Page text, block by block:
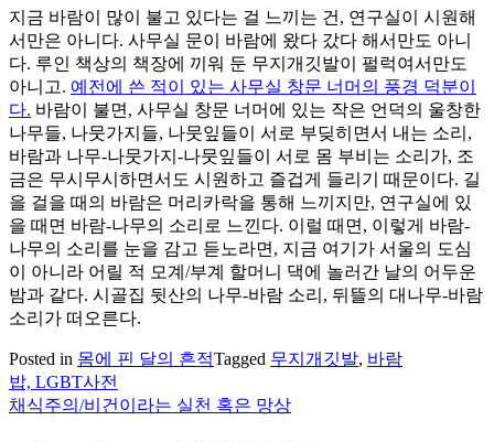
지금 바람이 많이 불고 있다는 걸 느끼는 건, 연구실이 시원해
서만은 아니다. 사무실 문이 바람에 왔다 갔다 해서만도 아니
다. 루인 책상의 책장에 끼워 둔 무지개깃발이 펄럭여서만도
아니고. 예전에 쓴 적이 있는 사무실 창문 너머의 풍경 덕분이
다. 바람이 불면, 사무실 창문 너머에 있는 작은 언덕의 울창한
나무들, 나뭇가지들, 나뭇잎들이 서로 부딪히면서 내는 소리,
바람과 나무-나뭇가지-나뭇잎들이 서로 몸 부비는 소리가, 조
금은 무시무시하면서도 시원하고 즐겁게 들리기 때문이다. 길
을 걸을 때의 바람은 머리카락을 통해 느끼지만, 연구실에 있
을 때면 바람-나무의 소리로 느낀다. 이럴 때면, 이렇게 바람-
나무의 소리를 눈을 감고 듣노라면, 지금 여기가 서울의 도심
이 아니라 어릴 적 모계/부계 할머니 댁에 놀러간 날의 어두운
밤과 같다. 시골집 뒷산의 나무-바람 소리, 뒤뜰의 대나무-바람
소리가 떠오른다.
Posted in 몸에 핀 달의 흔적Tagged 무지개깃발, 바람
글
탐
밥, LGBT사전
채식주의/비건이라는 실천 혹은 망상